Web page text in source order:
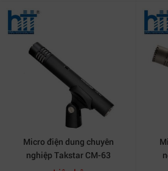
Micro điện dung chuyên
nghiệp Takstar CM-63